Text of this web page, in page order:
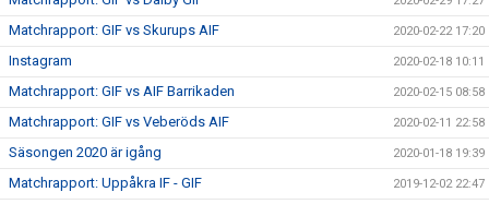
Matchrapport: GIF vs Skurups AIF 2020-02-22 17:20
Instagram 2020-02-18 10:11
Matchrapport: GIF vs AIF Barrikaden 2020-02-15 08:58
Matchrapport: GIF vs Veberöds AIF 2020-02-11 22:58
Säsongen 2020 är igång 2020-01-18 19:39
Matchrapport: Uppåkra IF - GIF 2019-12-02 22:47